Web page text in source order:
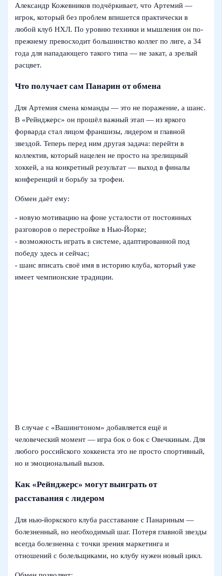
Александр Кожевников подчёркивает, что Артемий —
игрок, который без проблем впишется практически в
любой клуб НХЛ. По уровню техники и мышления он по-
прежнему превосходит большинство коллег по лиге, а 34
года для нападающего такого типа — не закат, а зрелый
расцвет.
Что получает сам Панарин от обмена
Для Артемия смена команды — это не поражение, а шанс.
В «Рейнджерс» он прошёл важный этап — из яркого
форварда стал лицом франшизы, лидером и главной
звездой. Теперь перед ним другая задача: перейти в
коллектив, который нацелен не просто на зрелищный
хоккей, а на конкретный результат — выход в финалы
конференций и борьбу за трофеи.
Обмен даёт ему:
- новую мотивацию на фоне усталости от постоянных
разговоров о перестройке в Нью-Йорке;
- возможность играть в системе, адаптированной под
победу здесь и сейчас;
- шанс вписать своё имя в историю клуба, который уже
имеет чемпионские традиции.
В случае с «Вашингтоном» добавляется ещё и
человеческий момент — игра бок о бок с Овечкиным. Для
любого российского хоккеиста это не просто спортивный,
но и эмоциональный вызов.
Как «Рейнджерс» могут выиграть от
расставания с лидером
Для нью-йоркского клуба расставание с Панариным —
болезненный, но необходимый шаг. Потеря главной звезды
всегда болезненна с точки зрения маркетинга и
отношений с болельщиками, но клубу нужен новый цикл.